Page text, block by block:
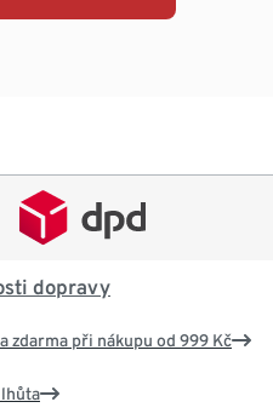
dopravy
zdarma při nákupu od 999 Kč